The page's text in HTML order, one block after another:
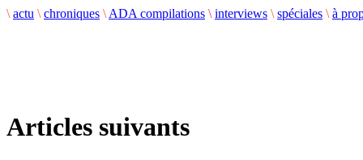
\ actu \ chroniques \ ADA compilations \ interviews \ spéciales \ à
Articles suivants